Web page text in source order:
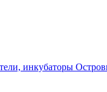
инкубаторы